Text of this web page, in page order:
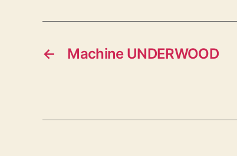
← Machine UNDERWOOD